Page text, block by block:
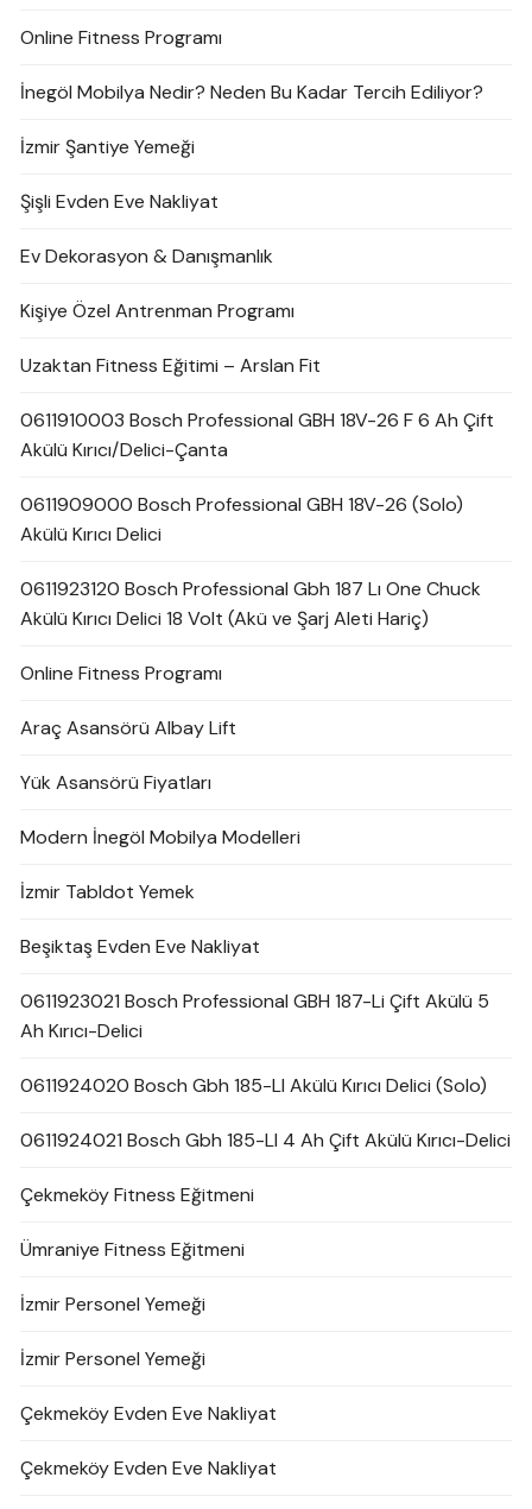
Online Fitness Programı
İnegöl Mobilya Nedir? Neden Bu Kadar Tercih Ediliyor?
İzmir Şantiye Yemeği
Şişli Evden Eve Nakliyat
Ev Dekorasyon & Danışmanlık
Kişiye Özel Antrenman Programı
Uzaktan Fitness Eğitimi – Arslan Fit
0611910003 Bosch Professional GBH 18V-26 F 6 Ah Çift
Akülü Kırıcı/Delici-Çanta
0611909000 Bosch Professional GBH 18V-26 (Solo)
Akülü Kırıcı Delici
0611923120 Bosch Professional Gbh 187 Lı One Chuck
Akülü Kırıcı Delici 18 Volt (Akü ve Şarj Aleti Hariç)
Online Fitness Programı
Araç Asansörü Albay Lift
Yük Asansörü Fiyatları
Modern İnegöl Mobilya Modelleri
İzmir Tabldot Yemek
Beşiktaş Evden Eve Nakliyat
0611923021 Bosch Professional GBH 187-Li Çift Akülü 5
Ah Kırıcı-Delici
0611924020 Bosch Gbh 185-LI Akülü Kırıcı Delici (Solo)
0611924021 Bosch Gbh 185-LI 4 Ah Çift Akülü Kırıcı-Delici
Çekmeköy Fitness Eğitmeni
Ümraniye Fitness Eğitmeni
İzmir Personel Yemeği
İzmir Personel Yemeği
Çekmeköy Evden Eve Nakliyat
Çekmeköy Evden Eve Nakliyat